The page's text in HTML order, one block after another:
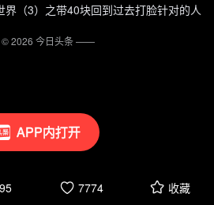
APP内打开
（3）之带40块回到过去打脸针对的人
7774 收藏
2026 今日头条——